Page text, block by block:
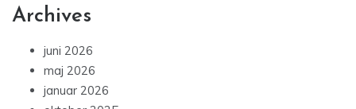
Archives
juni 2026
maj 2026
januar 2026